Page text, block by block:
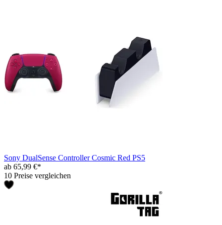
Sony DualSense Controller Cosmic Red PS5
ab 65,99 €*
10 Preise vergleichen